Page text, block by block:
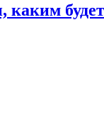
каким